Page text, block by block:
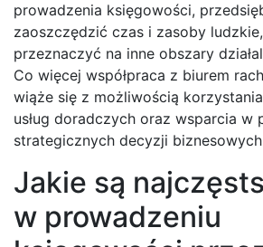
prowadzenia księgowości,
zaoszczędzić czas i zasoby
przeznaczyć na inne obszary
Co więcej współpraca z biurem
wiąże się z możliwością
usług doradczych oraz wsparcia w
strategicznych decyzji
Jakie są
w prowadzeniu